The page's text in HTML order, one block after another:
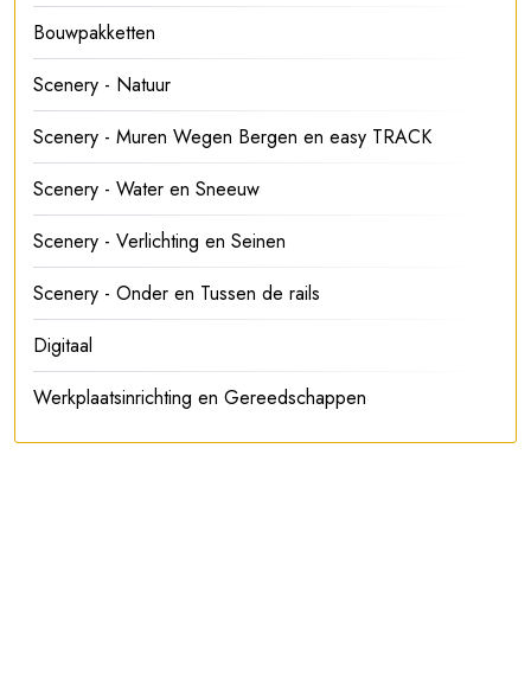
Bouwpakketten
Scenery - Natuur
Scenery - Muren Wegen Bergen en easy TRACK
Scenery - Water en Sneeuw
Scenery - Verlichting en Seinen
Scenery - Onder en Tussen de rails
Digitaal
Werkplaatsinrichting en Gereedschappen